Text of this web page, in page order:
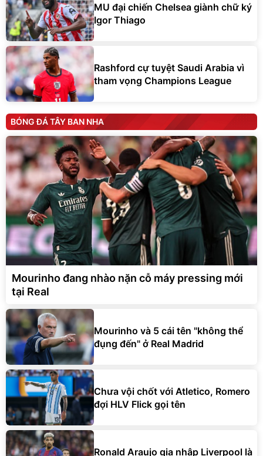
MU đại chiến Chelsea giành chữ ký
Igor Thiago
Rashford cự tuyệt Saudi Arabia vì
tham vọng Champions League
BÓNG ĐÁ TÂY BAN NHA
Mourinho đang nhào nặn cỗ máy pressing mới
tại Real
Mourinho và 5 cái tên "không thể
đụng đến" ở Real Madrid
Chưa vội chốt với Atletico, Romero
đợi HLV Flick gọi tên
Ronald Araujo gia nhập Liverpool là